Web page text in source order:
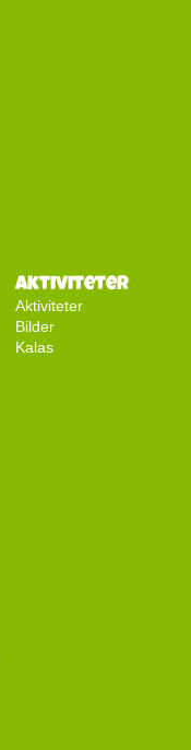
Aktiviteter
Aktiviteter
Bilder
Kalas